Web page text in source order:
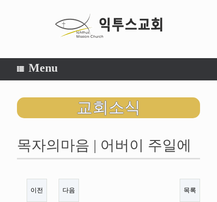
Menu
교회소식
목자의마음 | 어버이 주일에
이전 다음 목록